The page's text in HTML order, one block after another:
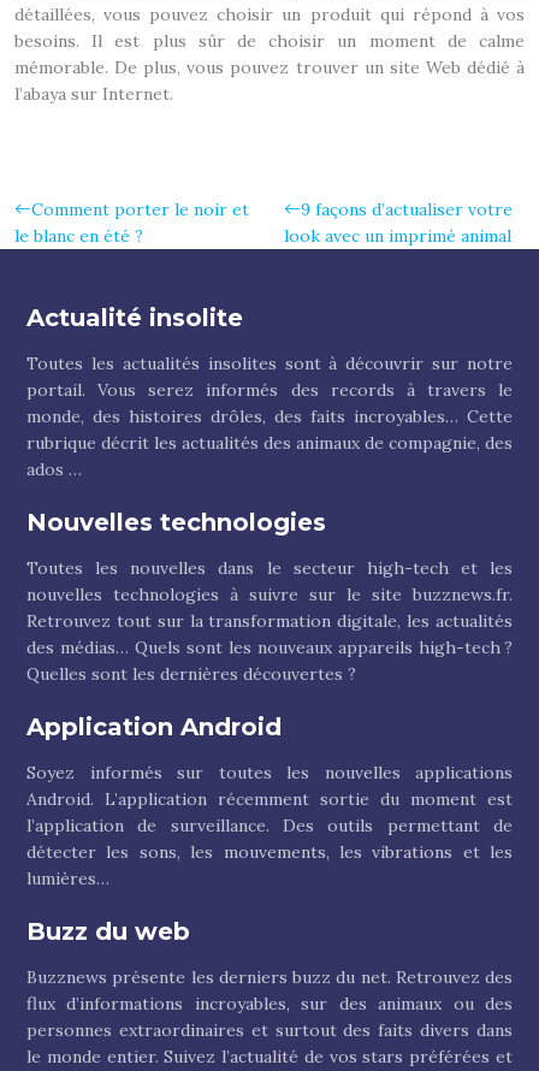
détaillées, vous pouvez choisir un produit qui répond à vos
besoins. Il est plus sûr de choisir un moment de calme
mémorable. De plus, vous pouvez trouver un site Web dédié à
l’abaya sur Internet.
Comment porter le noir et
le blanc en été ?
9 façons d’actualiser votre
look avec un imprimé animal
Actualité insolite
Toutes les actualités insolites sont à découvrir sur notre
portail. Vous serez informés des records à travers le
monde, des histoires drôles, des faits incroyables… Cette
rubrique décrit les actualités des animaux de compagnie, des
ados …
Nouvelles technologies
Toutes les nouvelles dans le secteur high-tech et les
nouvelles technologies à suivre sur le site buzznews.fr.
Retrouvez tout sur la transformation digitale, les actualités
des médias… Quels sont les nouveaux appareils high-tech ?
Quelles sont les dernières découvertes ?
Application Android
Soyez informés sur toutes les nouvelles applications
Android. L’application récemment sortie du moment est
l’application de surveillance. Des outils permettant de
détecter les sons, les mouvements, les vibrations et les
lumières…
Buzz du web
Buzznews présente les derniers buzz du net. Retrouvez des
flux d’informations incroyables, sur des animaux ou des
personnes extraordinaires et surtout des faits divers dans
le monde entier. Suivez l’actualité de vos stars préférées et